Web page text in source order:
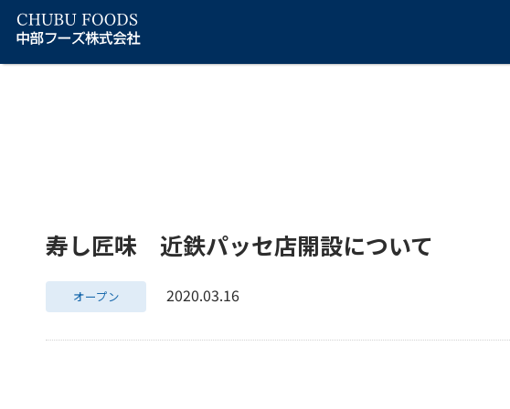
寿し匠味 近鉄パッセ店開設について
オープン 2020.03.16